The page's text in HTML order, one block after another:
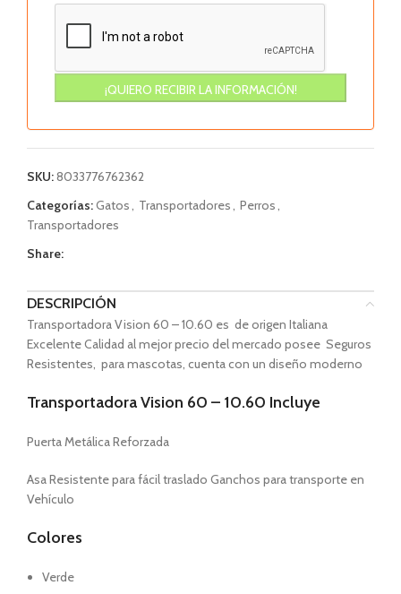
SKU:8033776762362
Categorías:Gatos, Transportadores, Perros,
Transportadores
Share:
DESCRIPCIÓN
Transportadora Vision 60 – 10.60 es de origen Italiana
Excelente Calidad al mejor precio del mercado posee Seguros
Resistentes, para mascotas, cuenta con un diseño moderno
Transportadora Vision 60 – 10.60 Incluye
Puerta Metálica Reforzada
Asa Resistente para fácil traslado Ganchos para transporte en
Vehículo
Colores
Verde